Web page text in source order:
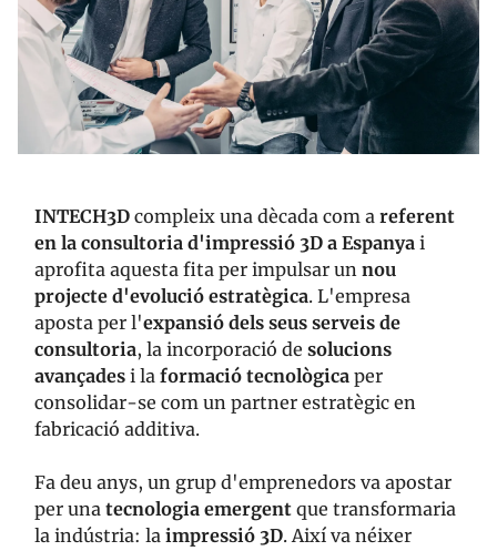
INTECH3D compleix una dècada com a referent
en la consultoria d'impressió 3D a Espanya i
aprofita aquesta fita per impulsar un nou
projecte d'evolució estratègica. L'empresa
aposta per l'expansió dels seus serveis de
consultoria, la incorporació de solucions
avançades i la formació tecnològica per
consolidar-se com un partner estratègic en
fabricació additiva.
Fa deu anys, un grup d'emprenedors va apostar
per una tecnologia emergent que transformaria
la indústria: la impressió 3D. Així va néixer